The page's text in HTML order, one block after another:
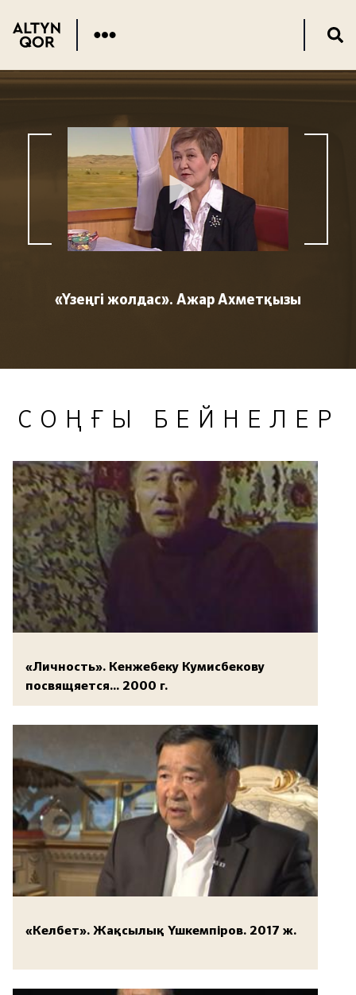
«Үзеңгі жолдас». Ажар Ахметқызы
СОҢҒЫ БЕЙНЕЛЕР
«Личность». Кенжебеку Кумисбекову
посвящяется... 2000 г.
«Келбет». Жақсылық Үшкемпіров. 2017 ж.